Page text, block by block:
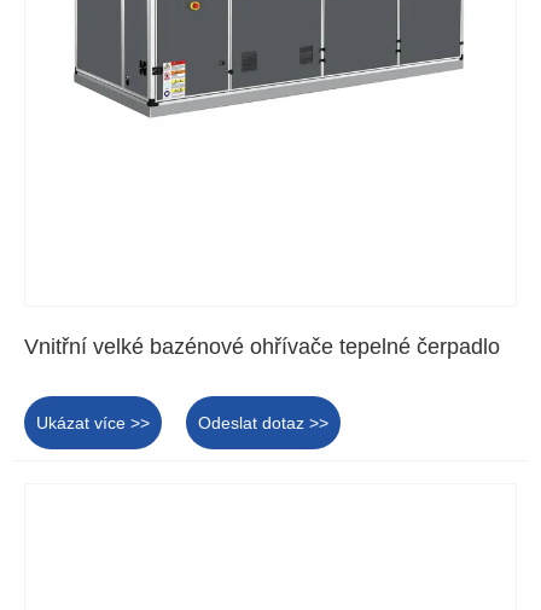
Vnitřní velké bazénové ohřívače tepelné čerpadlo
Ukázat více >> Odeslat dotaz >>